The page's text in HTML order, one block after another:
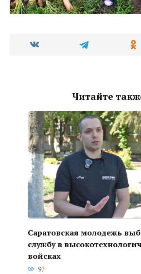
Читайте
Саратовская молодежь
службу в
войсках
97